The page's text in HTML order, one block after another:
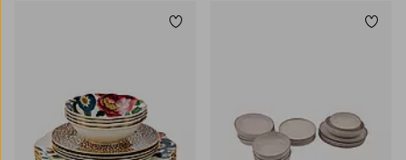
Tilføj til favoritter